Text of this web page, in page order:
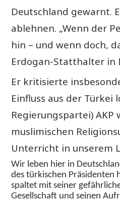
Deutschland gewarnt.
ablehnen. „Wenn der
hin – und wenn doch,
Erdogan-Statthalter in
Er kritisierte
Einfluss aus der
Regierungspartei)
muslimischen
Unterricht in unserem
Wir leben hier in
des türkischen Präsidenten
spaltet mit seiner
Gesellschaft und seinen